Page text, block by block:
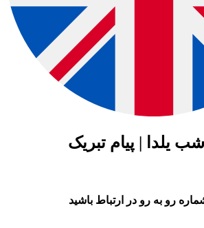
یلدا | پیام تبریک
رو به رو در ارتباط باشید